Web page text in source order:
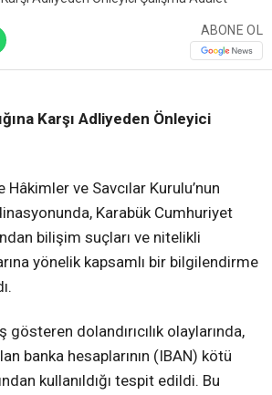
ABONE OL
Karşı Adliyeden Önleyici
Hâkimler ve Savcılar Kurulu’nun
Karabük Cumhuriyet
bilişim suçları ve nitelikli
yönelik kapsamlı bir bilgilendirme
gösteren dolandırıcılık olaylarında,
banka hesaplarının (IBAN) kötü
kullanıldığı tespit edildi. Bu